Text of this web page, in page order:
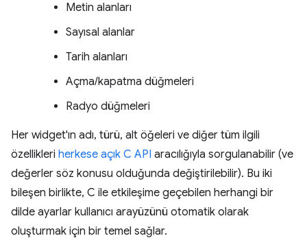
Metin alanları
Sayısal alanlar
Tarih alanları
Açma/kapatma düğmeleri
Radyo düğmeleri
Her widget'ın adı, türü, alt öğeleri ve diğer tüm ilgili
özellikleri herkese açık C API aracılığıyla sorgulanabilir (ve
değerler söz konusu olduğunda değiştirilebilir). Bu iki
bileşen birlikte, C ile etkileşime geçebilen herhangi bir
dilde ayarlar kullanıcı arayüzünü otomatik olarak
oluşturmak için bir temel sağlar.